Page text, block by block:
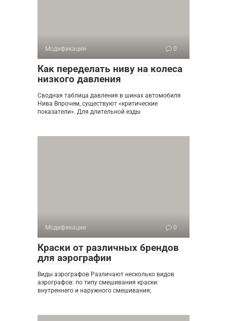
Модификации 0
Как переделать ниву на колеса
низкого давления
Сводная таблица давления в шинах автомобиля
Нива Впрочем, существуют «критические
показатели». Для длительной езды
Модификации 0
Краски от различных брендов
для аэрографии
Виды аэрографов Различают несколько видов
аэрографов: по типу смешивания краски:
внутреннего и наружного смешивания;